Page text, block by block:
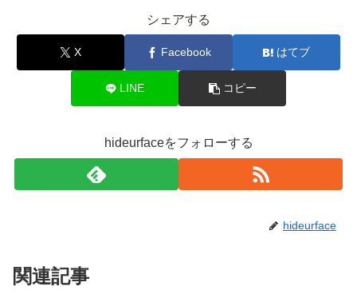
シェアする
X Facebook はてブ
LINE コピー
hideurfaceをフォローする
hideurface
関連記事